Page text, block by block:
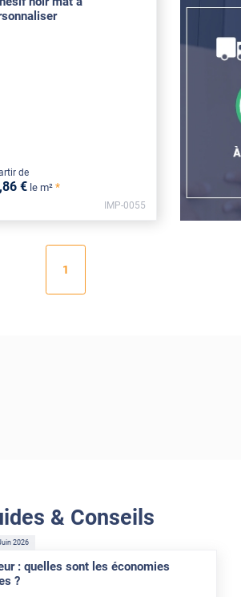
de
€ le m² *
IMP-0055
1
& Conseils
2026
: quelles sont les économies
?